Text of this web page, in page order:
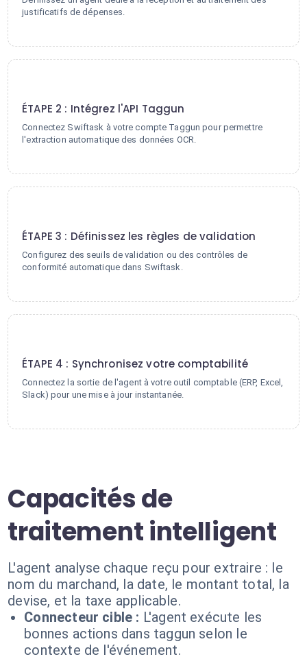
justificatifs de dépenses.
ÉTAPE 2 : Intégrez l'API Taggun
Connectez Swiftask à votre compte Taggun pour permettre
l'extraction automatique des données OCR.
ÉTAPE 3 : Définissez les règles de validation
Configurez des seuils de validation ou des contrôles de
conformité automatique dans Swiftask.
ÉTAPE 4 : Synchronisez votre comptabilité
Connectez la sortie de l'agent à votre outil comptable (ERP, Excel,
Slack) pour une mise à jour instantanée.
Capacités de
traitement intelligent
L'agent analyse chaque reçu pour extraire : le
nom du marchand, la date, le montant total, la
devise, et la taxe applicable.
Connecteur cible : L'agent exécute les
bonnes actions dans taggun selon le
contexte de l'événement.